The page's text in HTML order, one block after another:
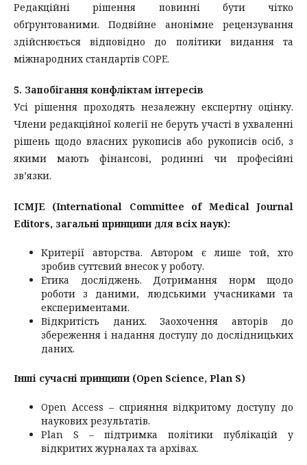
Редакційні рішення повинні бути чітко
обґрунтованими. Подвійне анонімне рецензування
здійснюється відповідно до політики видання та
міжнародних стандартів COPE.
5. Запобігання конфліктам інтересів
Усі рішення проходять незалежну експертну оцінку.
Члени редакційної колегії не беруть участі в ухваленні
рішень щодо власних рукописів або рукописів осіб, з
якими мають фінансові, родинні чи професійні
зв’язки.
ICMJE (International Committee of Medical Journal
Editors, загальні принципи для всіх наук):
Критерії авторства. Автором є лише той, хто
зробив суттєвий внесок у роботу.
Етика досліджень. Дотримання норм щодо
роботи з даними, людськими учасниками та
експериментами.
Відкритість даних. Заохочення авторів до
збереження і надання доступу до дослідницьких
даних.
Інші сучасні принципи (Open Science, Plan S)
Open Access – сприяння відкритому доступу до
наукових результатів.
Plan S – підтримка політики публікацій у
відкритих журналах та архівах.